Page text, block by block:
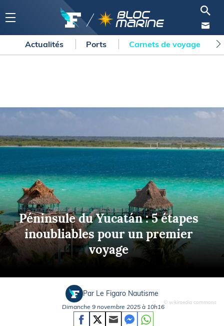
Actualités Ports Carnets de voyage
Péninsule du Yucatán : 5 étapes
inoubliables pour un premier
voyage
© wikimedia commons
Par Le Figaro Nautisme
Dimanche 9 novembre 2025 à 10h16